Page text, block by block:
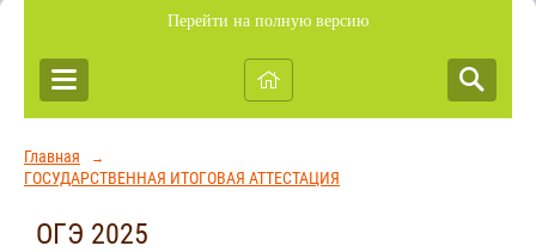
Перейти на полную версию
Главная →
ГОСУДАРСТВЕННАЯ ИТОГОВАЯ АТТЕСТАЦИЯ
ОГЭ 2025